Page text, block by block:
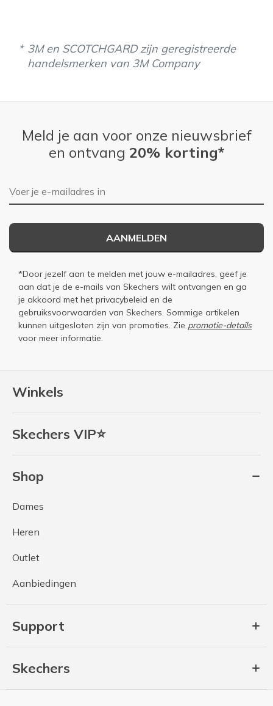
3M en SCOTCHGARD zijn geregistreerde
handelsmerken van 3M Company
Winkels
Skechers VIP⭐
Shop
Dames
Heren
Outlet
Aanbiedingen
Support
Skechers
Meld je aan voor onze nieuwsbrief
en ontvang 20% korting*
E-mailadres
AANMELDEN
*Door jezelf aan te melden met jouw e-mailadres, geef je
aan dat je de e-mails van Skechers wilt ontvangen en ga
je akkoord met het privacybeleid en de
gebruiksvoorwaarden van Skechers. Sommige artikelen
kunnen uitgesloten zijn van promoties. Zie promotie-details
voor meer informatie.